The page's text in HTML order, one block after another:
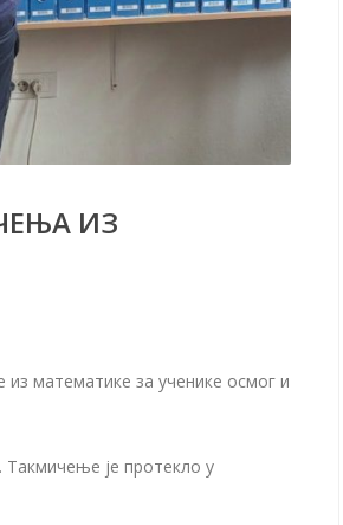
ИЗ
математике за ученике осмог и
Такмичење је протекло у